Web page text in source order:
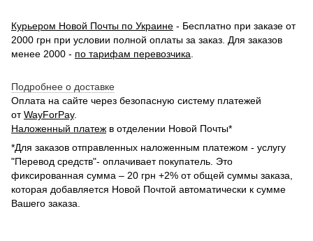
Курьером Новой Почты по Украине - Бесплатно при заказе от
2000 грн при условии полной оплаты за заказ. Для заказов
менее 2000 - по тарифам перевозчика.
Подробнее о доставке
Оплата на сайте через безопасную систему платежей
отWayForPay.
Наложенный платеж в отделении Новой Почты*
*Для заказов отправленных наложенным платежом - услугу
"Перевод средств"- оплачивает покупатель. Это
фиксированная сумма – 20 грн +2% от общей суммы заказа,
которая добавляется Новой Почтой автоматически к сумме
Вашего заказа.